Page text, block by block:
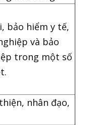
bảo hiểm y tế,
và bảo
trong một số
nhân đạo,